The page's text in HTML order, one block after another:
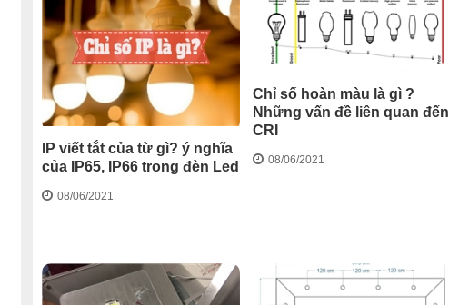
IP viết tắt của từ gì? ý nghĩa
của IP65, IP66 trong đèn Led
08/06/2021
Chỉ số hoàn màu là gì ?
Những vấn đề liên quan đến
CRI
08/06/2021